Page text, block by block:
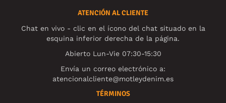
ATENCIÓN AL CLIENTE
Chat en vivo - clic en el ícono del chat situado en la
esquina inferior derecha de la página.
Abierto Lun-Vie 07:30-15:30
Envía un correo electrónico a:
atencionalcliente@motleydenim.es
TÉRMINOS